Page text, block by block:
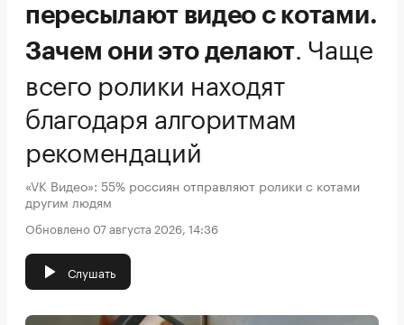
пересылают видео с котами.
Зачем они это делают. Чаще
всего ролики находят
благодаря алгоритмам
рекомендаций
«VK Видео»: 55% россиян отправляют ролики с котами
другим людям
Обновлено 07 августа 2026, 14:36
Слушать